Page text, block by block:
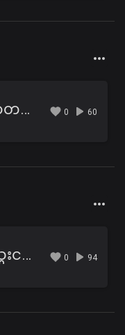
အချစ်ကြေငြာစာတမ်း - Chit Kaung 0 60
သဘာဝရဲ့ရင်သွေးငယ် 0 94